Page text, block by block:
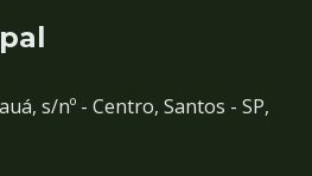
s/nº - Centro, Santos - SP,